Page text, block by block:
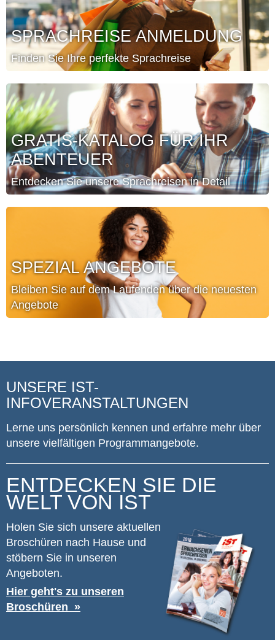
SPRACHREISE ANMELDUNG
Finden Sie Ihre perfekte Sprachreise
GRATIS-KATALOG FÜR IHR
ABENTEUER
Entdecken Sie unsere Sprachreisen in Detail
SPEZIAL ANGEBOTE
Bleiben Sie auf dem Laufenden über die neuesten
Angebote
UNSERE IST-
INFOVERANSTALTUNGEN
Lerne uns persönlich kennen und erfahre mehr über
unsere vielfältigen Programmangebote.
ENTDECKEN SIE DIE
WELT VON IST
Holen Sie sich unsere aktuellen
Broschüren nach Hause und
stöbern Sie in unseren
Angeboten.
Hier geht's zu unseren
Broschüren